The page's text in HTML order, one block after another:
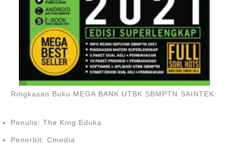
Ringkasan Buku MEGA BANK UTBK SBMPTN SAINTEK:
Penulis: The King Eduka
Penerbit: Cmedia